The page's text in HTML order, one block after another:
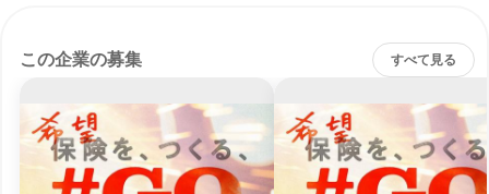
この企業の募集 すべて見る